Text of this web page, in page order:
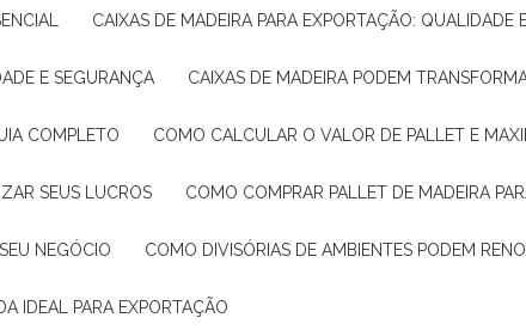
CAIXAS DE MADEIRA PARA EXPORTAÇÃO: QUALIDADE
E SEGURANÇA CAIXAS DE MADEIRA PODEM
COMPLETO COMO CALCULAR O VALOR DE PALLET E
SEUS LUCROS COMO COMPRAR PALLET DE MADEIRA
NEGÓCIO COMO DIVISÓRIAS DE AMBIENTES PODEM
IDEAL PARA EXPORTAÇÃO